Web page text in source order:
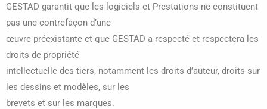
GESTAD garantit que les logiciels et Prestations ne constituent
pas une contrefaçon d’une
œuvre préexistante et que GESTAD a respecté et respectera les
droits de propriété
intellectuelle des tiers, notamment les droits d’auteur, droits sur
les dessins et modèles, sur les
brevets et sur les marques.